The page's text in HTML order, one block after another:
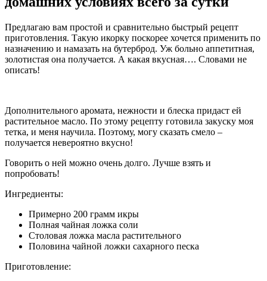
Предлагаю вам простой и сравнительно быстрый рецепт
приготовления. Такую икорку поскорее хочется применить по
назначению и намазать на бутерброд. Уж больно аппетитная,
золотистая она получается. А какая вкусная…. Словами не
описать!
Дополнительного аромата, нежности и блеска придаст ей
растительное масло. По этому рецепту готовила закуску моя
тетка, и меня научила. Поэтому, могу сказать смело –
получается невероятно вкусно!
Говорить о ней можно очень долго. Лучше взять и
попробовать!
Ингредиенты:
Примерно 200 грамм икры
Полная чайная ложка соли
Столовая ложка масла растительного
Половина чайной ложки сахарного песка
Приготовление: